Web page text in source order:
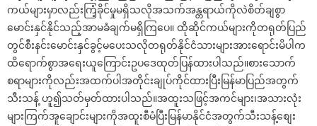
ကယ်များမှာလည်းကြံ့ခိုင်မှုမရှိသလိုအသက်အန္တရာယ်ကိုလဲစိတ်ချစွာ
မောင်းနှင်နိုင်သည့်အာမခံချက်မရှိကြပေ။ ထိုဆိုင်ကယ်များကိုတရုတ်ပြည်
တွင်စီးနင်းမောင်းနှင်ခွင့်မပေးသလိုတရုတ်နိုင်ငံသားများအားရောင်းမိပါက
ထိရောက်စွာအရေးယူကြောင်းဥပဒေထုတ်ပြန်ထားပါသည်။စားသောက်
စရာများကိုလည်းအထက်ပါအတိုင်းချုပ်ကိုင်ထားပြီးမြန်မာပြည်အတွက်
သီးသန့် ဟူ၍သတ်မှတ်ထားပါသည်။အထူးသဖြင့်အကင်များ၊အသားလုံး
များကြက်အူချောင်းများကိုအထူးစီမံပြီးမြန်မာနိုင်ငံအတွက်သီးသန့်စျေး